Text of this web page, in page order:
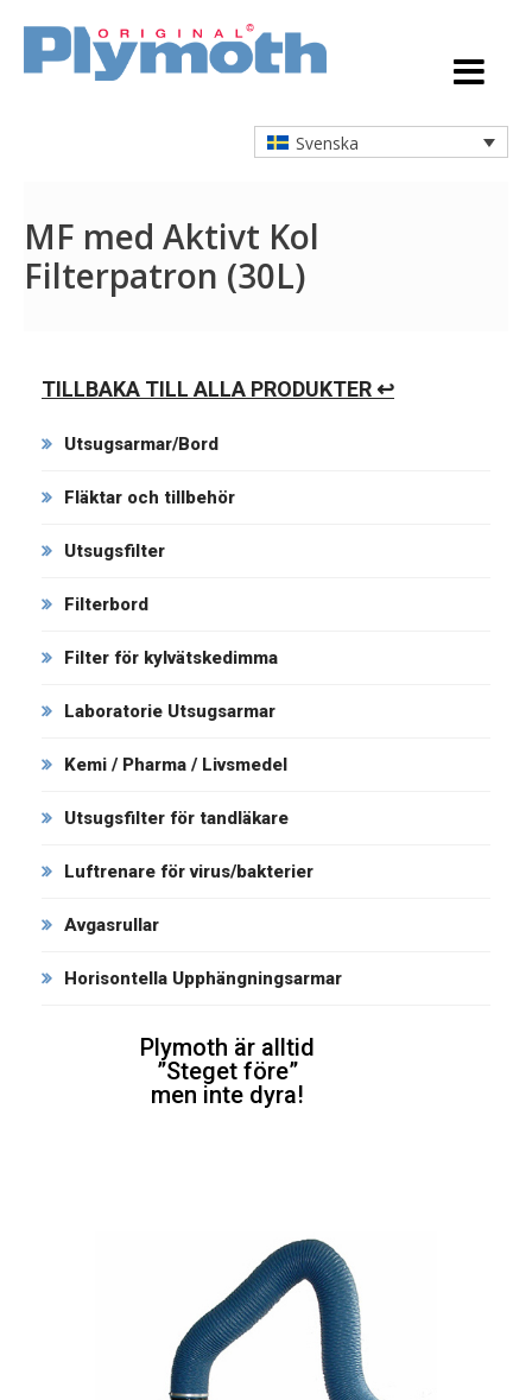
Svenska
MF med Aktivt Kol
Filterpatron (30L)
TILLBAKA TILL ALLA PRODUKTER ↩
Utsugsarmar/Bord
Fläktar och tillbehör
Utsugsfilter
Filterbord
Filter för kylvätskedimma
Laboratorie Utsugsarmar
Kemi / Pharma / Livsmedel
Utsugsfilter för tandläkare
Luftrenare för virus/bakterier
Avgasrullar
Horisontella Upphängningsarmar
Plymoth är alltid
”Steget före”
men inte dyra!